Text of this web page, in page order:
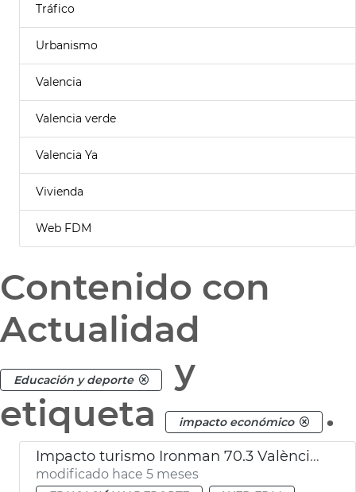
Tráfico
Urbanismo
Valencia
Valencia verde
Valencia Ya
Vivienda
Web FDM
Contenido con
Actualidad
Educación y deporte
y
etiqueta
impacto económico .
Impacto turismo Ironman 70.3 València 2025
modificado hace 5 meses